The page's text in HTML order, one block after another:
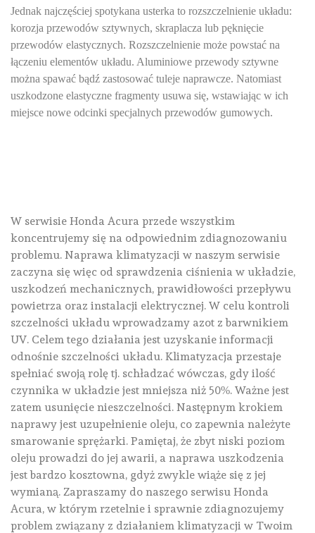
Jednak najczęściej spotykana usterka to rozszczelnienie układu:
korozja przewodów sztywnych, skraplacza lub pęknięcie
przewodów elastycznych. Rozszczelnienie może powstać na
łączeniu elementów układu. Aluminiowe przewody sztywne
można spawać bądź zastosować tuleje naprawcze. Natomiast
uszkodzone elastyczne fragmenty usuwa się, wstawiając w ich
miejsce nowe odcinki specjalnych przewodów gumowych.
W serwisie Honda Acura przede wszystkim
koncentrujemy się na odpowiednim zdiagnozowaniu
problemu. Naprawa klimatyzacji w naszym serwisie
zaczyna się więc od sprawdzenia ciśnienia w układzie,
uszkodzeń mechanicznych, prawidłowości przepływu
powietrza oraz instalacji elektrycznej. W celu kontroli
szczelności układu wprowadzamy azot z barwnikiem
UV. Celem tego działania jest uzyskanie informacji
odnośnie szczelności układu. Klimatyzacja przestaje
spełniać swoją rolę tj. schładzać wówczas, gdy ilość
czynnika w układzie jest mniejsza niż 50%. Ważne jest
zatem usunięcie nieszczelności. Następnym krokiem
naprawy jest uzupełnienie oleju, co zapewnia należyte
smarowanie sprężarki. Pamiętaj, że zbyt niski poziom
oleju prowadzi do jej awarii, a naprawa uszkodzenia
jest bardzo kosztowna, gdyż zwykle wiąże się z jej
wymianą. Zapraszamy do naszego serwisu Honda
Acura, w którym rzetelnie i sprawnie zdiagnozujemy
problem związany z działaniem klimatyzacji w Twoim